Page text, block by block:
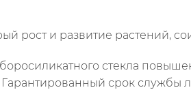
рост и развитие растений,
стекла
срок службы